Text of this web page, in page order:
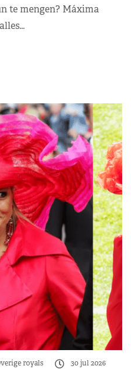
te mengen? Máxima
royals
30 jul 2026